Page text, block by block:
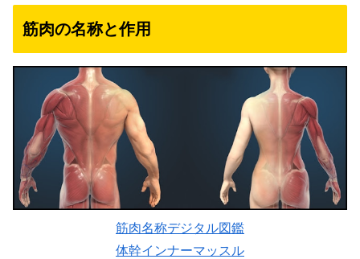
筋肉の名称と作用
筋肉名称デジタル図鑑
体幹インナーマッスル